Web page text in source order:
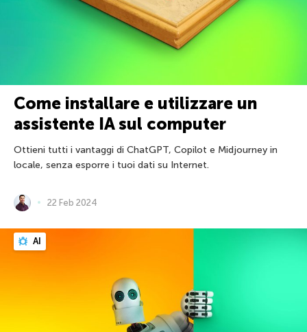
Come installare e utilizzare un
assistente IA sul computer
Ottieni tutti i vantaggi di ChatGPT, Copilot e Midjourney in
locale, senza esporre i tuoi dati su Internet.
22 Feb 2024
AI